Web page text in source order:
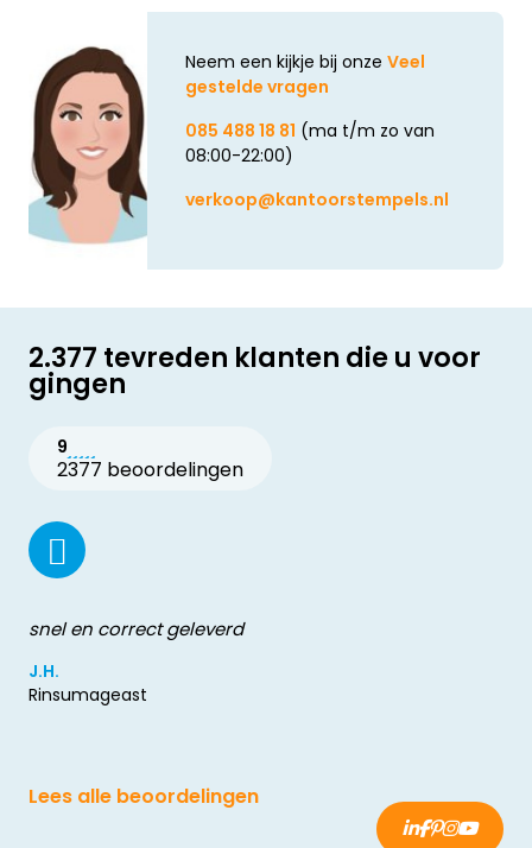
Neem een kijkje bij onze Veel
gestelde vragen
085 488 18 81 (ma t/m zo van
08:00-22:00)
verkoop@kantoorstempels.nl
2.377 tevreden klanten die u voor
gingen
9
2377 beoordelingen
snel en correct geleverd
J.H.
Rinsumageast
Lees alle beoordelingen